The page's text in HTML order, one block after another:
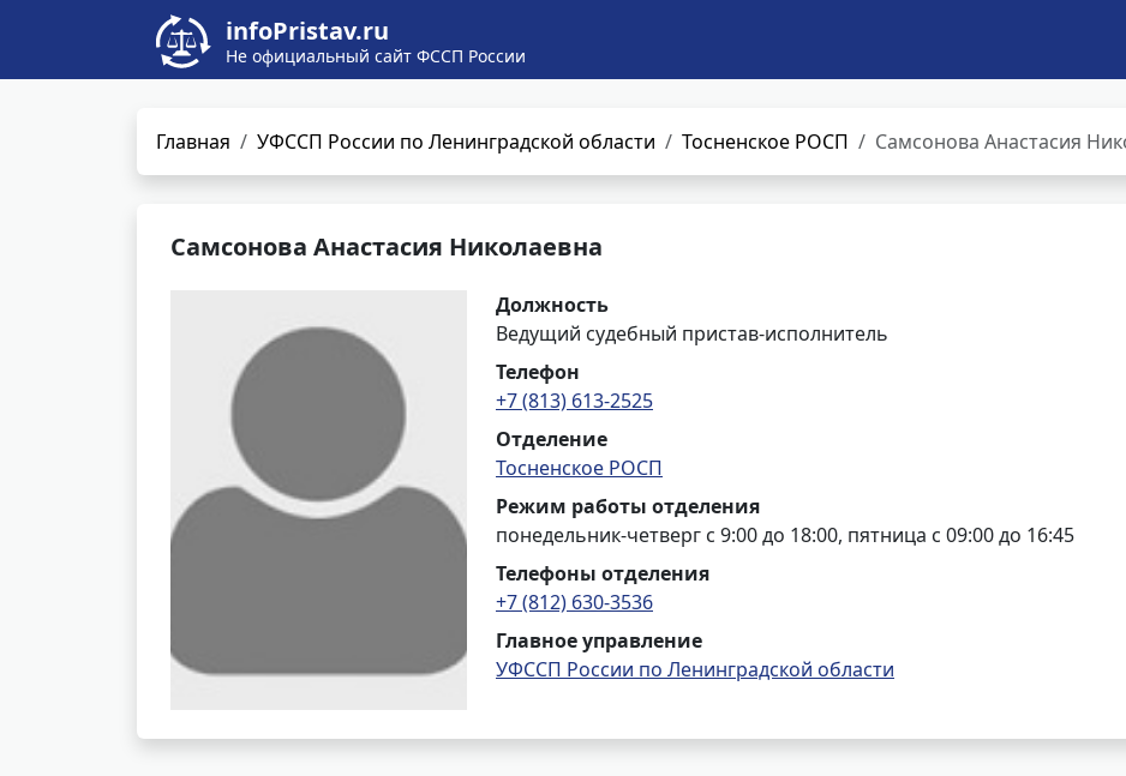
infoPristav.ru
Не официальный сайт ФССП России
Главная УФССП России по Ленинградской области Тосненское РОСП Самсонова Анастасия
Самсонова Анастасия Николаевна
Должность
Ведущий судебный пристав-исполнитель
Телефон
+7 (813) 613-2525
Отделение
Тосненское РОСП
Режим работы отделения
понедельник-четверг с 9:00 до 18:00, пятница с 09:00 до 16:45
Телефоны отделения
+7 (812) 630-3536
Главное управление
УФССП России по Ленинградской области